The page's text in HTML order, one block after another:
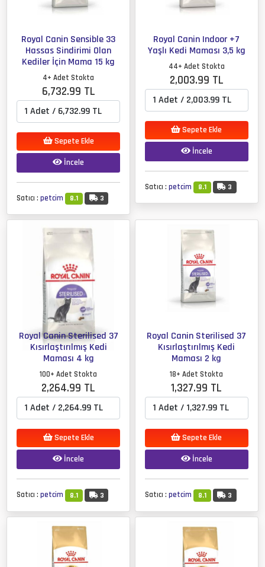
Royal Canin Sensible 33
Hassas Sindirimi Olan
Kediler İçin Mama 15 kg
4+ Adet Stokta
6,732.99 TL
Sepete Ekle
İncele
Satıcı :petcim 8.1 3
Royal Canin Indoor +7
Yaşlı Kedi Maması 3,5 kg
44+ Adet Stokta
2,003.99 TL
Sepete Ekle
İncele
Satıcı : petcim 8.1 3
Royal Canin Sterilised 37
Kısırlaştırılmış Kedi
Maması 4 kg
100+ Adet Stokta
2,264.99 TL
Sepete Ekle
İncele
Satıcı :petcim 8.1 3
Royal Canin Sterilised 37
Kısırlaştırılmış Kedi
Maması 2 kg
18+ Adet Stokta
1,327.99 TL
Sepete Ekle
İncele
Satıcı : petcim 8.1 3